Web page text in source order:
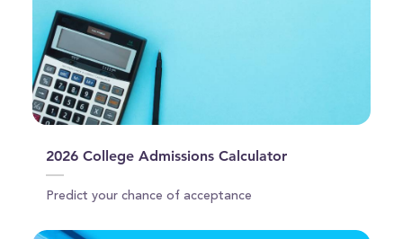
2026 College Admissions Calculator
Predict your chance of acceptance